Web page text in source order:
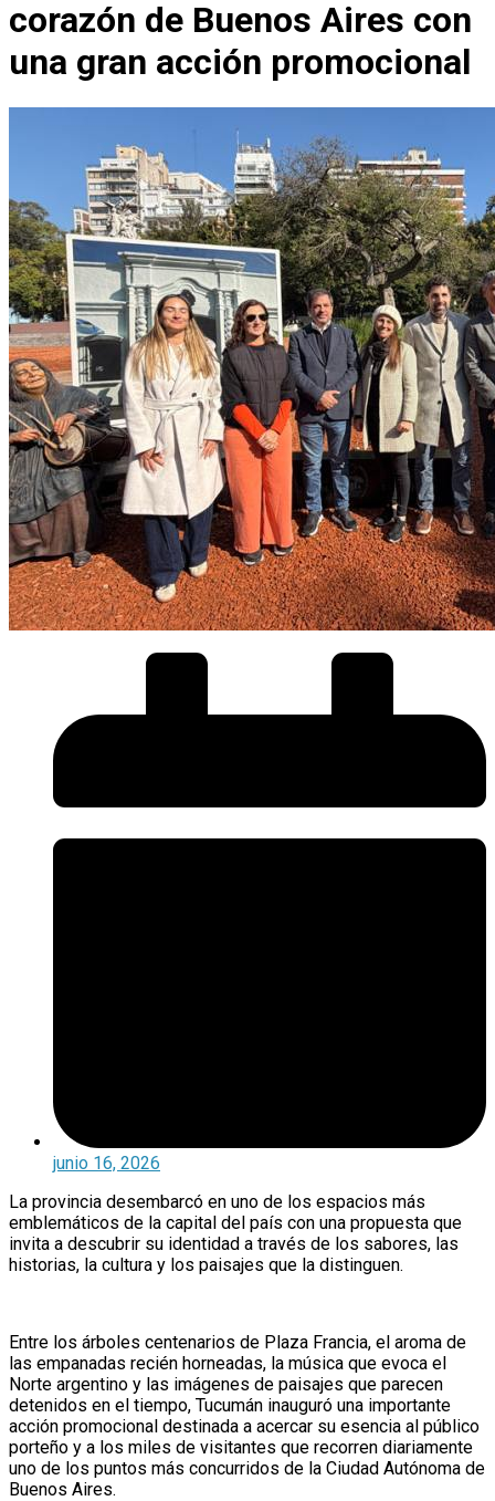
corazón de Buenos Aires con
una gran acción promocional
junio 16, 2026
La provincia desembarcó en uno de los espacios más
emblemáticos de la capital del país con una propuesta que
invita a descubrir su identidad a través de los sabores, las
historias, la cultura y los paisajes que la distinguen.
Entre los árboles centenarios de Plaza Francia, el aroma de
las empanadas recién horneadas, la música que evoca el
Norte argentino y las imágenes de paisajes que parecen
detenidos en el tiempo, Tucumán inauguró una importante
acción promocional destinada a acercar su esencia al público
porteño y a los miles de visitantes que recorren diariamente
uno de los puntos más concurridos de la Ciudad Autónoma de
Buenos Aires.